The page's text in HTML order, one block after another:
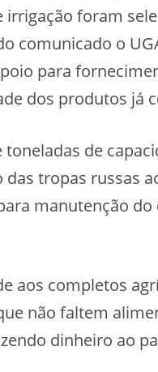
irrigação foram
comunicado o
para
dos produtos já
toneladas de
das tropas russas
manutenção
aos completos
não faltem
dinheiro ao